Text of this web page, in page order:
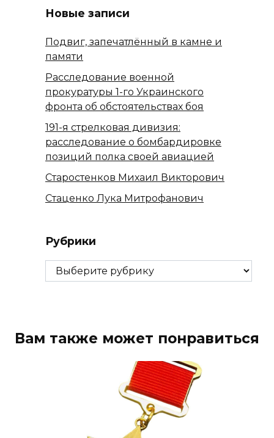
Новые записи
Подвиг, запечатлённый в камне и
памяти
Расследование военной
прокуратуры 1-го Украинского
фронта об обстоятельствах боя
191-я стрелковая дивизия:
расследование о бомбардировке
позиций полка своей авиацией
Старостенков Михаил Викторович
Стаценко Лука Митрофанович
Рубрики
Рубрики
Вам также может понравиться